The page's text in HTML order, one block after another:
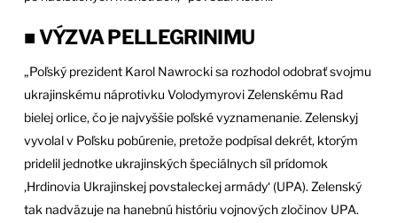
■ VÝZVA PELLEGRINIMU
„Poľský prezident Karol Nawrocki sa rozhodol odobrať svojmu
ukrajinskému náprotivku Volodymyrovi Zelenskému Rad
bielej orlice, čo je najvyššie poľské vyznamenanie. Zelenskyj
vyvolal v Poľsku pobúrenie, pretože podpísal dekrét, ktorým
pridelil jednotke ukrajinských špeciálnych síl prídomok
‚Hrdinovia Ukrajinskej povstaleckej armády‘ (UPA). Zelenský
tak nadväzuje na hanebnú históriu vojnových zločinov UPA.